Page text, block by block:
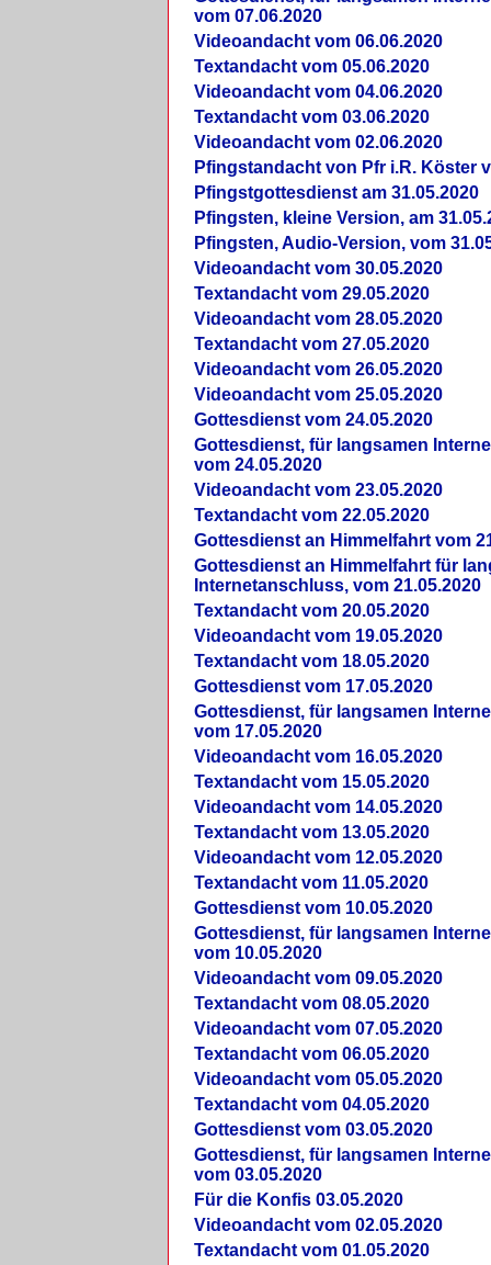
vom 07.06.2020
Videoandacht vom 06.06.2020
Textandacht vom 05.06.2020
Videoandacht vom 04.06.2020
Textandacht vom 03.06.2020
Videoandacht vom 02.06.2020
Pfingstandacht von Pfr i.R. Köster
Pfingstgottesdienst am 31.05.2020
Pfingsten, kleine Version, am
Pfingsten, Audio-Version, vom
Videoandacht vom 30.05.2020
Textandacht vom 29.05.2020
Videoandacht vom 28.05.2020
Textandacht vom 27.05.2020
Videoandacht vom 26.05.2020
Videoandacht vom 25.05.2020
Gottesdienst vom 24.05.2020
Gottesdienst, für langsamen
vom 24.05.2020
Videoandacht vom 23.05.2020
Textandacht vom 22.05.2020
Gottesdienst an Himmelfahrt vom
Gottesdienst an Himmelfahrt für
Internetanschluss, vom 21.05.2020
Textandacht vom 20.05.2020
Videoandacht vom 19.05.2020
Textandacht vom 18.05.2020
Gottesdienst vom 17.05.2020
Gottesdienst, für langsamen
vom 17.05.2020
Videoandacht vom 16.05.2020
Textandacht vom 15.05.2020
Videoandacht vom 14.05.2020
Textandacht vom 13.05.2020
Videoandacht vom 12.05.2020
Textandacht vom 11.05.2020
Gottesdienst vom 10.05.2020
Gottesdienst, für langsamen
vom 10.05.2020
Videoandacht vom 09.05.2020
Textandacht vom 08.05.2020
Videoandacht vom 07.05.2020
Textandacht vom 06.05.2020
Videoandacht vom 05.05.2020
Textandacht vom 04.05.2020
Gottesdienst vom 03.05.2020
Gottesdienst, für langsamen
vom 03.05.2020
Für die Konfis 03.05.2020
Videoandacht vom 02.05.2020
Textandacht vom 01.05.2020